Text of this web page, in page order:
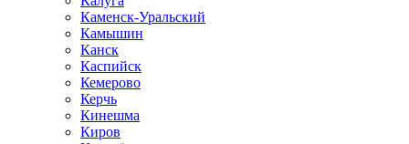
Каменск-Уральский
Камышин
Канск
Каспийск
Кемерово
Керчь
Кинешма
Киров